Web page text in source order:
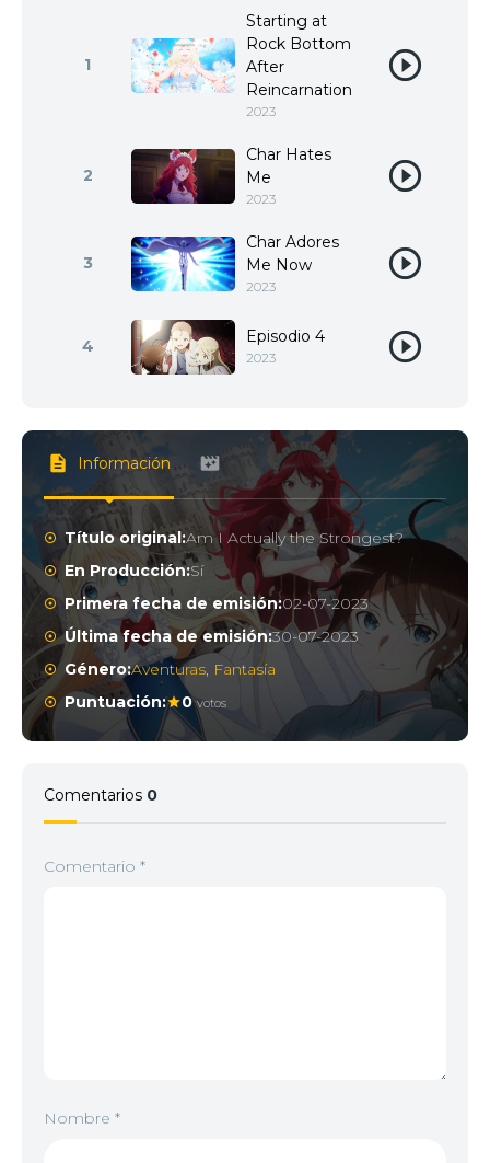
1
Starting at
Rock Bottom
After
Reincarnation
2023
2
Char Hates
Me
2023
3
Char Adores
Me Now
2023
4 Episodio 4
2023
Información
Título original:Am I Actually the Strongest?
En Producción:Sí
Primera fecha de emisión:02-07-2023
Última fecha de emisión:30-07-2023
Género:Aventuras, Fantasía
Puntuación:
0 votos
Comentarios 0
Comentario *
Nombre *